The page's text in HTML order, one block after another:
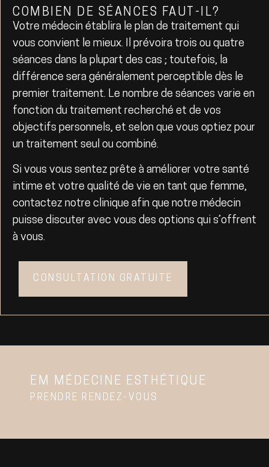
COMBIEN DE SÉANCES FAUT-IL?
Votre médecin établira le plan de traitement qui
vous convient le mieux. Il prévoira trois ou quatre
séances dans la plupart des cas ; toutefois, la
différence sera généralement perceptible dès le
premier traitement. Le nombre de séances varie en
fonction du traitement recherché et de vos
objectifs personnels, et selon que vous optiez pour
un traitement seul ou combiné.
Si vous vous sentez prête à améliorer votre santé
intime et votre qualité de vie en tant que femme,
contactez notre clinique afin que notre médecin
puisse discuter avec vous des options qui s’offrent
à vous.
CONSULTATION GRATUITE
EM MÉDECINE ESTHÉTIQUE
PRENDRE RENDEZ-VOUS